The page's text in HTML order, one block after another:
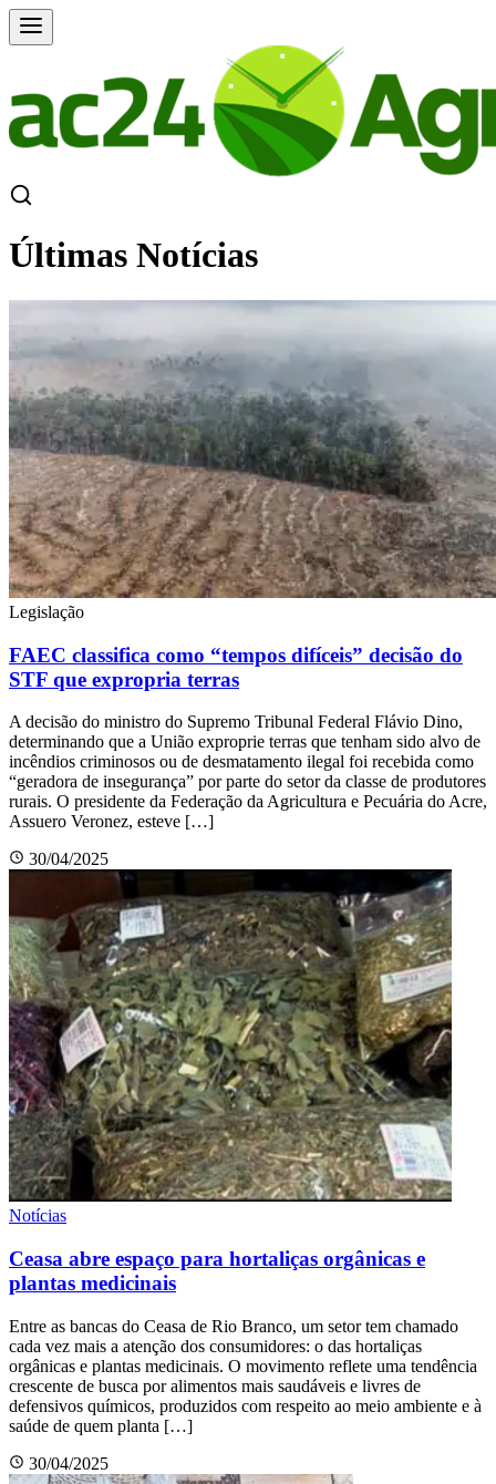
Últimas Notícias
Legislação
FAEC classifica como “tempos difíceis” decisão do
STF que expropria terras
A decisão do ministro do Supremo Tribunal Federal Flávio Dino,
determinando que a União exproprie terras que tenham sido alvo de
incêndios criminosos ou de desmatamento ilegal foi recebida como
“geradora de insegurança” por parte do setor da classe de produtores
rurais. O presidente da Federação da Agricultura e Pecuária do Acre,
Assuero Veronez, esteve […]
30/04/2025
Notícias
Ceasa abre espaço para hortaliças orgânicas e
plantas medicinais
Entre as bancas do Ceasa de Rio Branco, um setor tem chamado
cada vez mais a atenção dos consumidores: o das hortaliças
orgânicas e plantas medicinais. O movimento reflete uma tendência
crescente de busca por alimentos mais saudáveis e livres de
defensivos químicos, produzidos com respeito ao meio ambiente e à
saúde de quem planta […]
30/04/2025